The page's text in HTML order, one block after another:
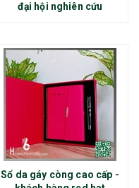
đại hội nghiên cứu
Sổ da gáy còng cao cấp -